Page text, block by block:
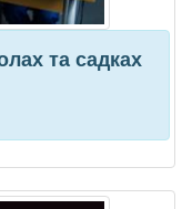
та садках